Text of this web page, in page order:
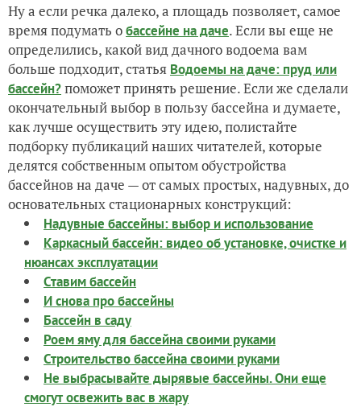
Ну а если речка далеко, а площадь позволяет, самое
время подумать обассейне на даче. Если вы еще не
определились, какой вид дачного водоема вам
больше подходит, статья Водоемы на даче: пруд или
бассейн?поможет принять решение. Если же сделали
окончательный выбор в пользу бассейна и думаете,
как лучше осуществить эту идею, полистайте
подборку публикаций наших читателей, которые
делятся собственным опытом обустройства
бассейнов на даче — от самых простых, надувных, до
основательных стационарных конструкций:
Надувные бассейны: выбор и использование
Каркасный бассейн: видео об установке, очистке и
нюансах эксплуатации
Ставим бассейн
И снова про бассейны
Бассейн в саду
Роем яму для бассейна своими руками
Строительство бассейна своими руками
Не выбрасывайте дырявые бассейны. Они еще
смогут освежить вас в жару